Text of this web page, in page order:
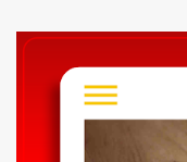
sepertinya harus
film, konser, drama,
bisa menjadi jalan
Pengalaman ini
@kdrama_menfess